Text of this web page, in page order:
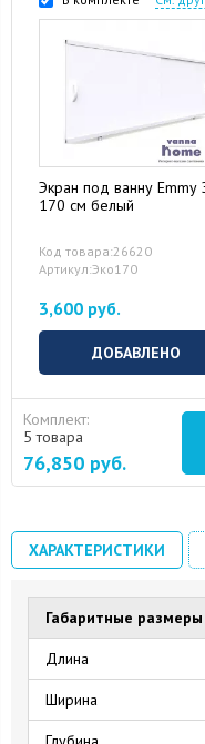
16 August 2024
Экран под ванну Emmy
170 см белый
Код товара:26620
Артикул:Эко170
3,600 руб.
ДОБАВЛЕНО
Комплект:
5 товара
76,850 руб.
ХАРАКТЕРИСТИКИ
Габаритные размеры
Длина
Ширина